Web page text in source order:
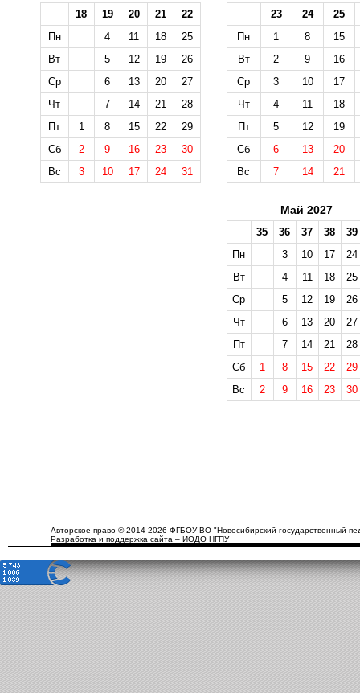
18 19 20 21
22
Пн
4 11 18
25
Вт
5 12 19
26
Ср
6 13 20
27
Чт
7 14 21
28
Пт
1 8 15 22
29
Сб
2 9 16 23
30
Вс
3 10 17 24 31
23 24
25
Пн
1 8
15
Вт
2 9
16
Ср
3 10
17
Чт
4 11
18
Пт
5 12
19
Сб
6 13
20
Вс
7 14 21
Май 2027
35 36 37 38
39
Пн
3 10 17
24
Вт
4 11 18
25
Ср
5 12 19
26
Чт
6 13 20
27
Пт
7 14 21
28
Сб
1 8 15 22
29
Вс
2 9 16 23 30
Авторское право © 2014-2026 ФГБОУ ВО "Новосибирский государственный
Разработка и поддержка сайта – ИОДО НГПУ